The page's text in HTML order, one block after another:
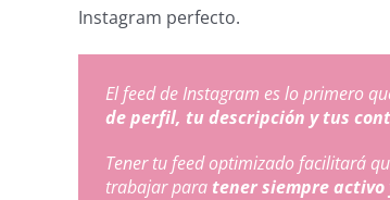
Instagram perfecto.
El feed de Instagram es lo primero
de perfil, tu descripción y tus
Tener tu feed optimizado facilitará
trabajar para tener siempre activo